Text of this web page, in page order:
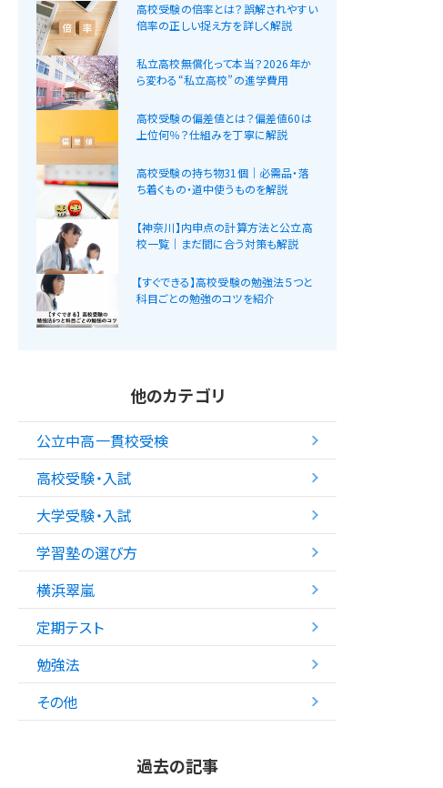
高校受験の倍率とは？誤解されやすい
倍率の正しい捉え方を詳しく解説
私立高校無償化って本当？2026年か
ら変わる“私立高校”の進学費用
高校受験の偏差値とは？偏差値60は
上位何％？仕組みを丁寧に解説
高校受験の持ち物31個｜必需品・落
ち着くもの・道中使うものを解説
【神奈川】内申点の計算方法と公立高
校一覧｜まだ間に合う対策も解説
【すぐできる】高校受験の勉強法５つと
科目ごとの勉強のコツを紹介
他のカテゴリ
公立中高一貫校受検
高校受験・入試
大学受験・入試
学習塾の選び方
横浜翠嵐
定期テスト
勉強法
その他
過去の記事